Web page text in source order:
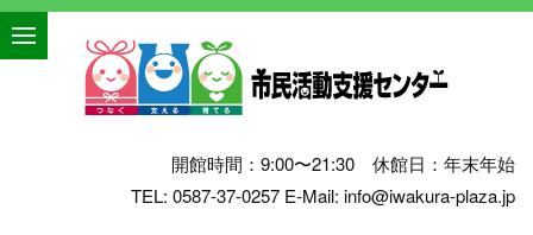
開館時間：9:00〜21:30 休館日：年末年始
TEL: 0587-37-0257 E-Mail: info@iwakura-plaza.jp